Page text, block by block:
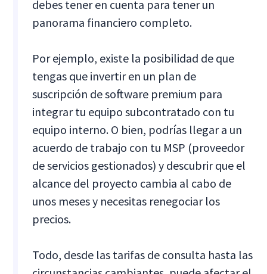
debes tener en cuenta para tener un
panorama financiero completo.
Por ejemplo, existe la posibilidad de que
tengas que invertir en un plan de
suscripción de software premium para
integrar tu equipo subcontratado con tu
equipo interno. O bien, podrías llegar a un
acuerdo de trabajo con tu MSP (proveedor
de servicios gestionados) y descubrir que el
alcance del proyecto cambia al cabo de
unos meses y necesitas renegociar los
precios.
Todo, desde las tarifas de consulta hasta las